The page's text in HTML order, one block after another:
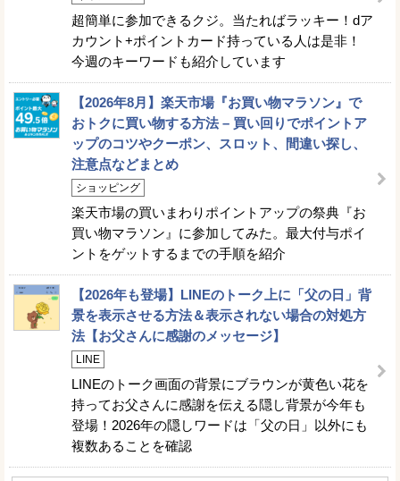
超簡単に参加できるクジ。当たればラッキー！dア
カウント+ポイントカード持っている人は是非！
今週のキーワードも紹介しています
【2026年8月】楽天市場『お買い物マラソン』で
おトクに買い物する方法 – 買い回りでポイントア
ップのコツやクーポン、スロット、間違い探し、
注意点などまとめ
ショッピング
楽天市場の買いまわりポイントアップの祭典『お
買い物マラソン』に参加してみた。最大付与ポイ
ントをゲットするまでの手順を紹介
【2026年も登場】LINEのトーク上に「父の日」背
景を表示させる方法＆表示されない場合の対処方
法【お父さんに感謝のメッセージ】
LINE
LINEのトーク画面の背景にブラウンが黄色い花を
持ってお父さんに感謝を伝える隠し背景が今年も
登場！2026年の隠しワードは「父の日」以外にも
複数あることを確認